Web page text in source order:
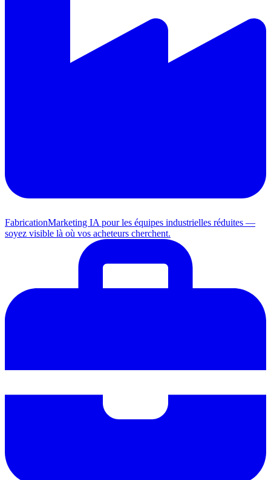
FabricationMarketing IA pour les équipes industrielles réduites —
soyez visible là où vos acheteurs cherchent.